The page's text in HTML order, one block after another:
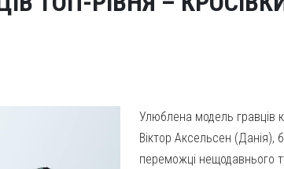
Улюблена модель гравців
Віктор Аксельсен (Данія),
переможці нещодавнього